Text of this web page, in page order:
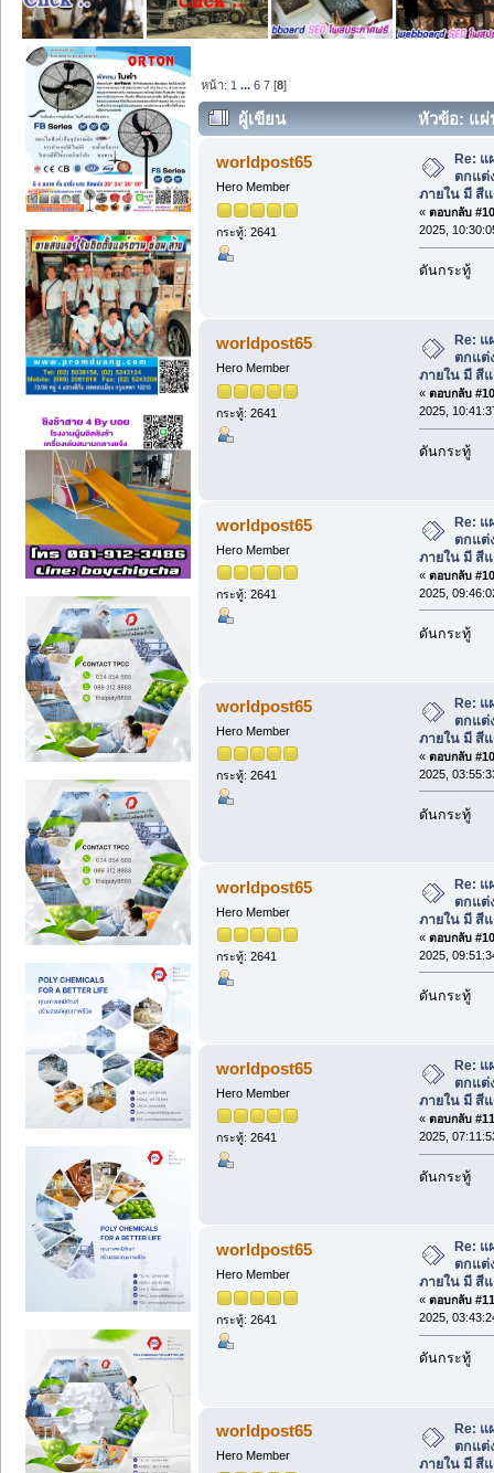
หน้า: 1 ...6 7 [8]
ผู้เขียน
หัวข้อ: แผ่
ภายใน มี สีแดง สีน้ำเงิน สีขาว (อ่าน
worldpost65
Hero Member
กระทู้: 2641
Re:
ตกแต่
ภายใน มี สี
« ตอบกลับ
2025,
ดันกระทู้
worldpost65
Hero Member
กระทู้: 2641
Re:
ตกแต่
ภายใน มี สี
« ตอบกลับ
2025,
ดันกระทู้
worldpost65
Hero Member
กระทู้: 2641
Re: แ
ตกแต่
ภายใน มี สี
« ตอบกลับ
2025,
ดันกระทู้
worldpost65
Hero Member
กระทู้: 2641
Re: แ
ตกแต่
ภายใน มี สี
« ตอบกลับ
2025,
ดันกระทู้
worldpost65
Hero Member
กระทู้: 2641
Re:
ตกแต่
ภายใน มี สี
« ตอบกลับ
2025,
ดันกระทู้
worldpost65
Hero Member
กระทู้: 2641
Re:
ตกแต่
ภายใน มี สี
« ตอบกลับ
2025,
ดันกระทู้
worldpost65
Hero Member
กระทู้: 2641
Re:
ตกแต่
ภายใน มี สี
« ตอบกลับ
2025,
ดันกระทู้
worldpost65
Hero Member
Re: แ
ตกแต่
ภายใน มี สี